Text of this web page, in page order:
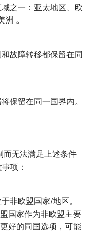
之一：亚太地区、欧
洲​ 。
故障转移都保留在同
保留在同一国界内。
而无法满足上述条件
项：
非欧盟国家/地区。
国家作为非欧盟主要
好的同国选项，可能